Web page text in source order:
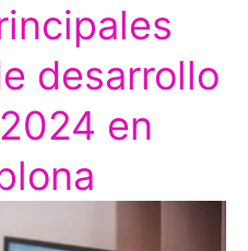
desarrollo
en